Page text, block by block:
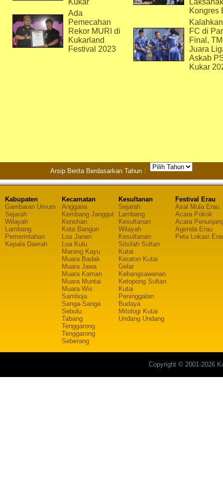
Kukar
Ada
Pemecahan
Rekor MURI di
Kukarland
Festival 2023
Kongres
FC di
Final,
Juara
Askab
Kukar
Arsip Berita Berdasarkan Tahun :
Kabupaten
Gambaran Umum
Sejarah
Wilayah
Lambang
Pemerintahan
Kepala Daerah
Kecamatan
Anggana
Kembang Janggut
Kenohan
Kota Bangun
Loa Janan
Loa Kulu
Marang Kayu
Muara Badak
Muara Jawa
Muara Kaman
Muara Muntai
Muara Wis
Samboja
Sanga-Sanga
Sebulu
Tabang
Tenggarong
Tenggarong
Seberang
Kesultanan
Sejarah
Lambang
Kesultanan
Wilayah
Kesultanan
Silsilah Sultan
Kutai
Keraton Kutai
Gelar
Kebangsawanan
Ketopong Sultan
Kutai
Peninggalan
Budaya
Mitologi Kutai
Undang Undang
Festival Erau
Asal Mula Erau
Acara Pokok
Acara
Agenda Erau
Peta Lokasi
Copyright © 2001-2026